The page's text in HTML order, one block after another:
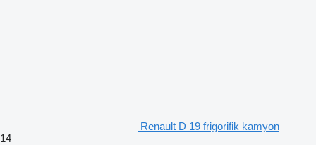
Renault D 19 frigorifik kamyon
14